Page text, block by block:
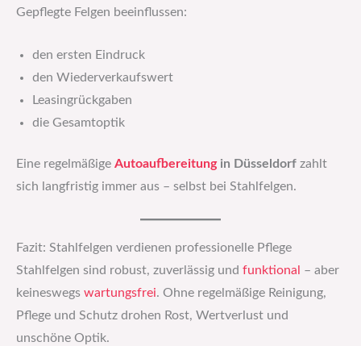
Gepflegte Felgen beeinflussen:
den ersten Eindruck
den Wiederverkaufswert
Leasingrückgaben
die Gesamtoptik
Eine regelmäßige Autoaufbereitungin Düsseldorf zahlt
sich langfristig immer aus – selbst bei Stahlfelgen.
Fazit: Stahlfelgen verdienen professionelle Pflege
Stahlfelgen sind robust, zuverlässig und funktional – aber
keineswegs wartungsfrei. Ohne regelmäßige Reinigung,
Pflege und Schutz drohen Rost, Wertverlust und
unschöne Optik.